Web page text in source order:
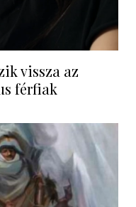
vissza az
férfiak